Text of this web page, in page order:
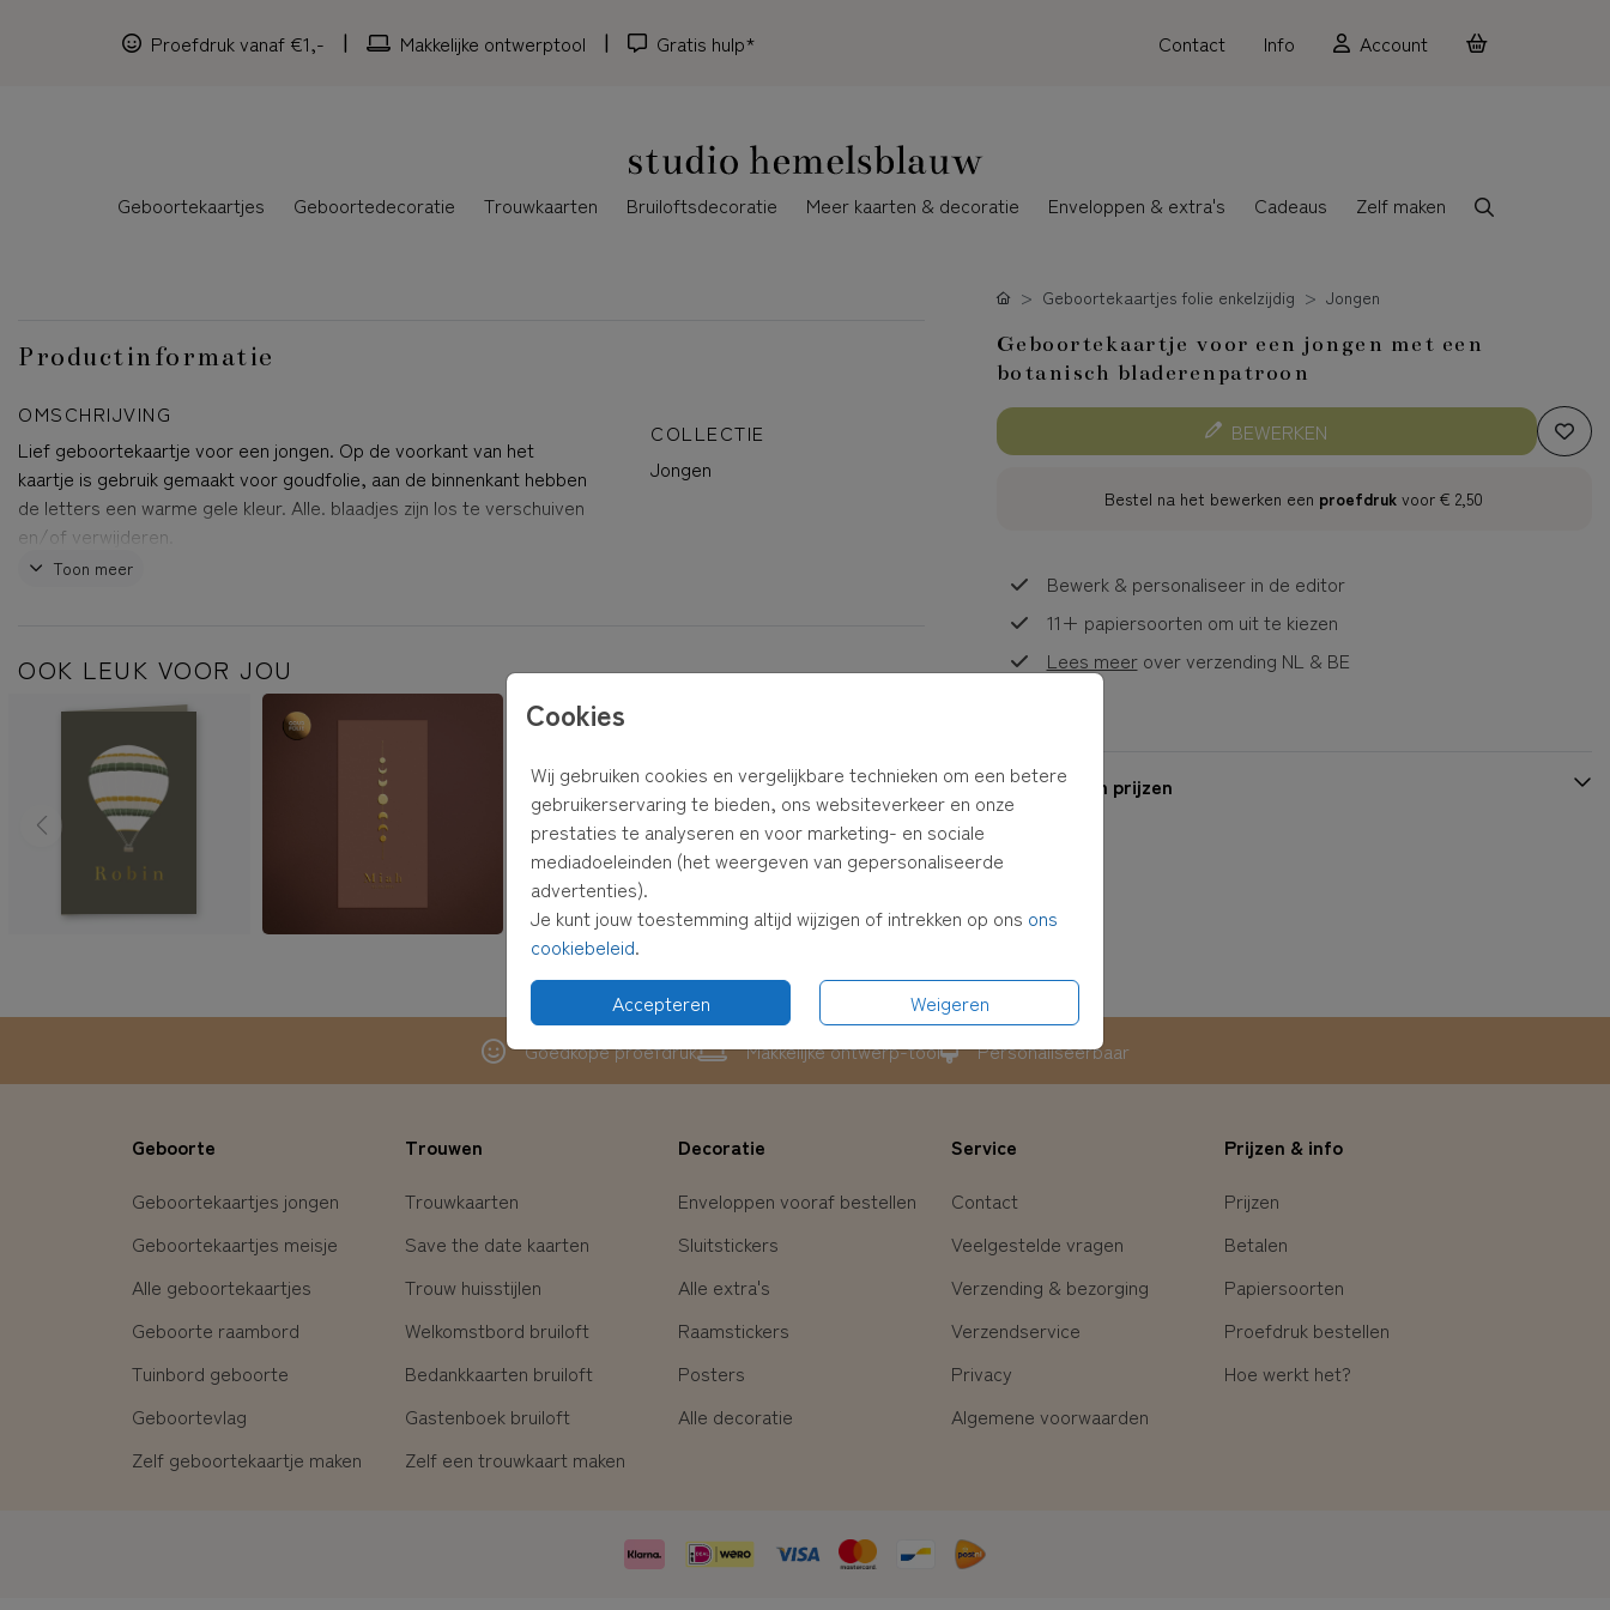
Proefdruk vanaf €1,- Makkelijke ontwerptool Gratis hulp* Contact Info Account
Geboortekaartjes Geboortedecoratie Trouwkaarten Bruiloftsdecoratie Meer kaarten & decoratie Enveloppen & extra's Cadeaus Zelf maken
Cookies
Wij gebruiken cookies en vergelijkbare technieken om een betere
gebruikerservaring te bieden, ons websiteverkeer en onze
prestaties te analyseren en voor marketing- en sociale
mediadoeleinden (het weergeven van gepersonaliseerde
advertenties).
Je kunt jouw toestemming altijd wijzigen of intrekken op ons ons
cookiebeleid.
Accepteren
Weigeren
Productinformatie
OMSCHRIJVING
Lief geboortekaartje voor een jongen. Op de voorkant van het
kaartje is gebruik gemaakt voor goudfolie, aan de binnenkant hebben
de letters een warme gele kleur. Alle. blaadjes zijn los te verschuiven
en/of verwijderen.
MasonToon meer
COLLECTIE
Jongen
OOK LEUK VOOR JOU
Geboortekaartjes folie enkelzijdig Jongen
Geboortekaartje voor een jongen met een
botanisch bladerenpatroon
BEWERKEN
Bestel na het bewerken een proefdruk voor€ 2,50
Bewerk & personaliseer in de editor
11+ papiersoorten om uit te kiezen
Lees meerover verzending NL & BE
Formaten en prijzen
Goedkope proefdruk Makkelijke ontwerp-tool Personaliseerbaar
Geboorte
Geboortekaartjes jongen
Geboortekaartjes meisje
Alle geboortekaartjes
Geboorte raambord
Tuinbord geboorte
Geboortevlag
Zelf geboortekaartje maken
Trouwen
Trouwkaarten
Save the date kaarten
Trouw huisstijlen
Welkomstbord bruiloft
Bedankkaarten bruiloft
Gastenboek bruiloft
Zelf een trouwkaart maken
Decoratie
Enveloppen vooraf bestellen
Sluitstickers
Alle extra's
Raamstickers
Posters
Alle decoratie
Service
Contact
Veelgestelde vragen
Verzending & bezorging
Verzendservice
Privacy
Algemene voorwaarden
Prijzen & info
Prijzen
Betalen
Papiersoorten
Proefdruk bestellen
Hoe werkt het?